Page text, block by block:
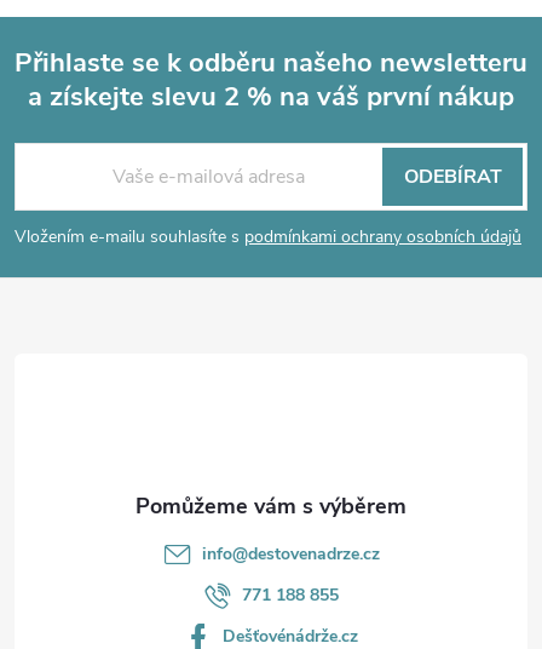
p
Přihlaste se k odběru našeho newsletteru
a získejte slevu 2 % na váš první nákup
Vložením e-mailu souhlasíte s podmínkami ochrany osobních údajů
ODEBÍRAT
info@destovenadrze.cz
771 188 855
Dešťovénádrže.cz